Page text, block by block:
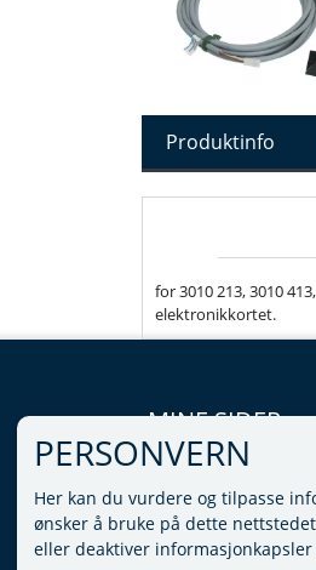
Produktinfo
for 3010 213, 3010
elektronikkortet.
MINE SIDER
LOGG INN
VILKÅR
ADMINISTRER
PERSONVERN
Her kan du vurdere og tilpasse
ønsker å bruke på dette
eller deaktiver informasjonkapsler